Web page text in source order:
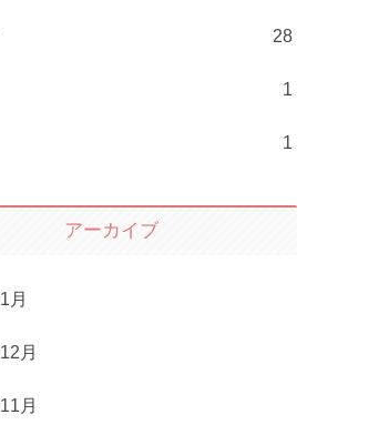
28
1
1
アーカイブ
月
月
月